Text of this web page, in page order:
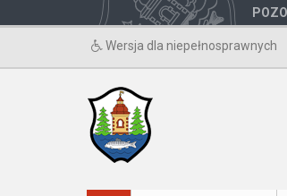
Wersja dla niepełnosprawnych